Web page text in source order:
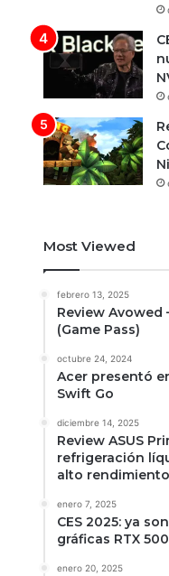
Most Viewed
febrero 13, 2025
Review Avowed
(Game Pass)
octubre 24, 2024
Acer presentó
Swift Go
diciembre 14, 2025
Review ASUS
refrigeración
alto rendimiento
enero 7, 2025
CES 2025: ya
gráficas RTX
enero 20, 2025